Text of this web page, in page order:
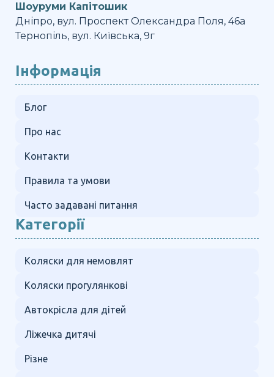
Шоуруми Капітошик
Дніпро, вул. Проспект Олександра Поля, 46а
Тернопіль, вул. Київська, 9г
Інформація
Блог
Про нас
Контакти
Правила та умови
Часто задавані питання
Категорії
Коляски для немовлят
Коляски прогулянкові
Автокрісла для дітей
Ліжечка дитячі
Різне